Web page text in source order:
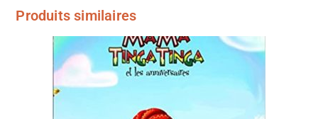
Produits similaires